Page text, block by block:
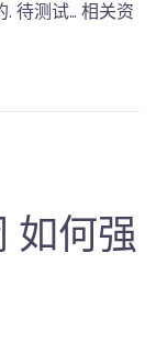
待测试… 相关资
如何强